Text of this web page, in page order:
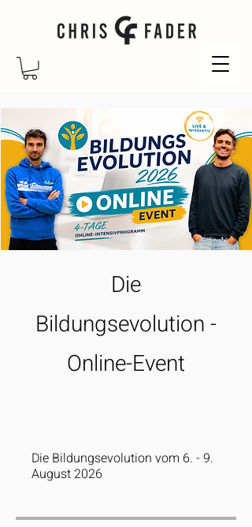
Die
Bildungsevolution -
Online-Event
Die Bildungsevolution vom 6. - 9.
August 2026